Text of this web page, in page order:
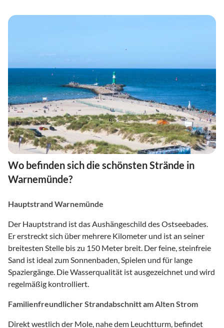
Wo befinden sich die schönsten Strände in
Warnemünde?
Hauptstrand Warnemünde
Der Hauptstrand ist das Aushängeschild des Ostseebades.
Er erstreckt sich über mehrere Kilometer und ist an seiner
breitesten Stelle bis zu 150 Meter breit. Der feine, steinfreie
Sand ist ideal zum Sonnenbaden, Spielen und für lange
Spaziergänge. Die Wasserqualität ist ausgezeichnet und wird
regelmäßig kontrolliert.
Familienfreundlicher Strandabschnitt am Alten Strom
Direkt westlich der Mole, nahe dem Leuchtturm, befindet